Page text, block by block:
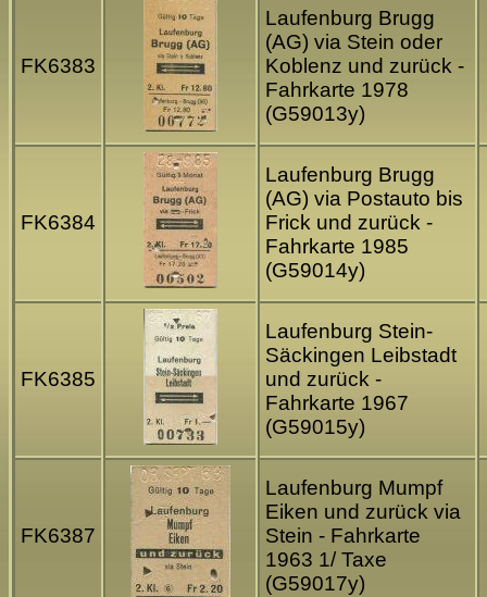
FK6383
Laufenburg Brugg
(AG) via Stein oder
Koblenz und zurück -
Fahrkarte 1978
(G59013y)
FK6384
Laufenburg Brugg
(AG) via Postauto bis
Frick und zurück -
Fahrkarte 1985
(G59014y)
FK6385
Laufenburg Stein-
Säckingen Leibstadt
und zurück -
Fahrkarte 1967
(G59015y)
FK6387
Laufenburg Mumpf
Eiken und zurück via
Stein - Fahrkarte
1963 1/ Taxe
(G59017y)